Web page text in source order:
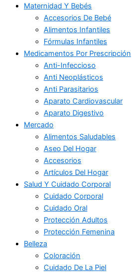
Maternidad Y Bebés
Accesorios De Bebé
Alimentos Infantiles
Fórmulas Infantiles
Medicamentos Por Prescripción
Anti-Infeccioso
Anti Neoplásticos
Anti Parasitarios
Aparato Cardiovascular
Aparato Digestivo
Mercado
Alimentos Saludables
Aseo Del Hogar
Accesorios
Artículos Del Hogar
Salud Y Cuidado Corporal
Cuidado Corporal
Cuidado Oral
Protección Adultos
Protección Femenina
Belleza
Coloración
Cuidado De La Piel